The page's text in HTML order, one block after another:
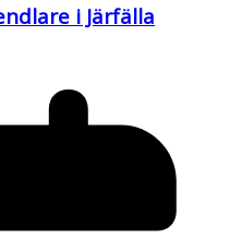
i Järfälla